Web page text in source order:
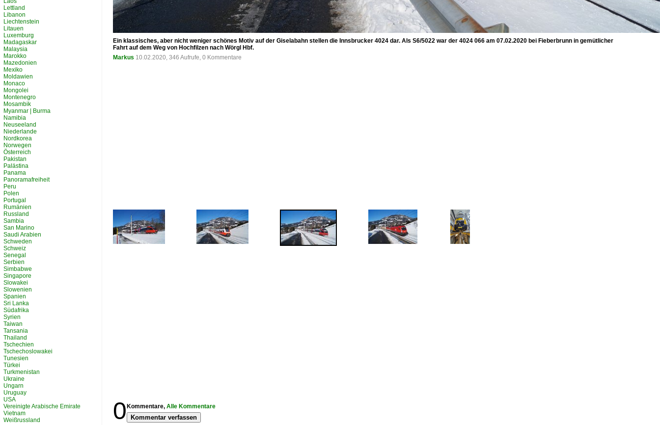
Ein klassisches, aber nicht weniger schönes Motiv auf der Giselabahn stellen die Innsbrucker 4024 dar. Als S6/5022 war der 4024 066 am 07.02.2020 bei Fieberbrunn in gemütlicher
Fahrt auf dem Weg von Hochfilzen nach Wörgl Hbf.
Markus 10.02.2020, 346 Aufrufe, 0 Kommentare
0 Kommentare, Alle Kommentare
Kommentar verfassen
Lettland
Libanon
Liechtenstein
Litauen
Luxemburg
Madagaskar
Malaysia
Marokko
Mazedonien
Mexiko
Moldawien
Monaco
Mongolei
Montenegro
Mosambik
Myanmar | Burma
Namibia
Neuseeland
Niederlande
Nordkorea
Norwegen
Österreich
Pakistan
Palästina
Panama
Panoramafreiheit
Peru
Polen
Portugal
Rumänien
Russland
Sambia
San Marino
Saudi Arabien
Schweden
Schweiz
Senegal
Serbien
Simbabwe
Singapore
Slowakei
Slowenien
Spanien
Sri Lanka
Südafrika
Syrien
Taiwan
Tansania
Thailand
Tschechien
Tschechoslowakei
Tunesien
Türkei
Turkmenistan
Ukraine
Ungarn
Uruguay
USA
Vereinigte Arabische Emirate
Vietnam
Weißrussland